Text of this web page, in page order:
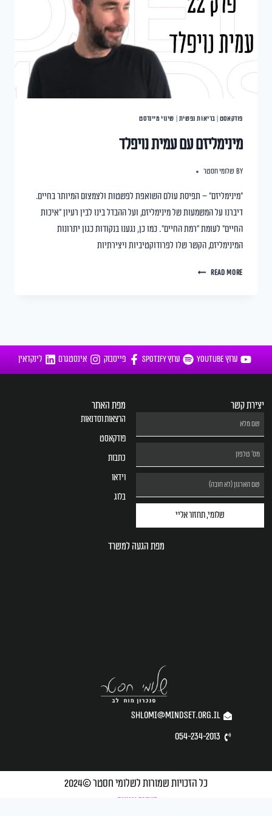
פודקאסט בריאות נפשית שינוי מיינדסט
מינימליזם עם עמית נויפלד
By שלומי חסטר
"מינימליזם" – תפיסת עולם השואפת לפשטות ולצמצום המיותר בחיים.
דיברנו על המשמעות של מינימליזם, ועל ההבדל בינו לבין רעיון "איכות
החיים" לעומת "רמת החיים". כמו כן, נגענו בנקודות כגון יתרונות
המינימליזם, הקשר שלו לפרודוקטיביות ויצירתיות
READ MORE
ערוץ YOUTUBE ערוץ SPOTIFY פייסבוק אינסטגרם לינקדאין
shlomi@mindset.org.il
054-234-2013
מפת האתר
הרצאות וסדנאות
פודקאסט
כתבות
וידאו
בלוג
יצירת קשר
שלומי, תחזור אליי
מפת הגעה למשרד
כל הזכויות שמורות לשלומי חסטר ©2024
הצהרת נגישות